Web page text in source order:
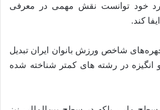
خود توانست نقش مهمی در معرفی
کند.
شاخص ورزش بانوان ایران تبدیل
انگیزه در رشته‌‌ های کمتر شناخته شده‌